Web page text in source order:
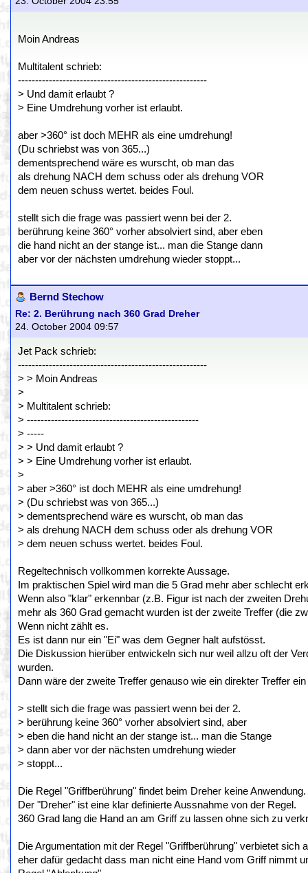
Moin Andreas
Multitalent schrieb:
-------------------------------------------------------
> Und damit erlaubt ?
> Eine Umdrehung vorher ist erlaubt.
aber >360° ist doch MEHR als eine umdrehung!
(Du schriebst was von 365...)
dementsprechend wäre es wurscht, ob man das
als drehung NACH dem schuss oder als drehung VOR
dem neuen schuss wertet. beides Foul.
stellt sich die frage was passiert wenn bei der 2.
berührung keine 360° vorher absolviert sind, aber eben
die hand nicht an der stange ist... man die Stange dann
aber vor der nächsten umdrehung wieder stoppt...
Bernd Stechow
Re: 2. Berührung nach 360 Grad Dreher
24. October 2004 09:57
Jet Pack schrieb:
-------------------------------------------------------
> > Moin Andreas
>
> Multitalent schrieb:
> --------------------------------------------------
> -----
> > Und damit erlaubt ?
> > Eine Umdrehung vorher ist erlaubt.
>
> aber >360° ist doch MEHR als eine umdrehung!
> (Du schriebst was von 365...)
> dementsprechend wäre es wurscht, ob man das
> als drehung NACH dem schuss oder als drehung VOR
> dem neuen schuss wertet. beides Foul.
Regeltechnisch vollkommen korrekte Aussage.
Im praktischen Spiel wird man die 5 Grad mehr aber schlecht
Wenn also "klar" erkennbar (z.B. Figur ist nach der zweiten
mehr als 360 Grad gemacht wurden ist der zweite Treffer (die
Wenn nicht zählt es.
Es ist dann nur ein "Ei" was dem Gegner halt aufstösst.
Die Diskussion hierüber entwickeln sich nur weil allzu oft der
wurden.
Dann wäre der zweite Treffer genauso wie ein direkter Treffer ein
> stellt sich die frage was passiert wenn bei der 2.
> berührung keine 360° vorher absolviert sind, aber
> eben die hand nicht an der stange ist... man die Stange
> dann aber vor der nächsten umdrehung wieder
> stoppt...
Die Regel "Griffberührung" findet beim Dreher keine Anwendung.
Der "Dreher" ist eine klar definierte Aussnahme von der Regel.
360 Grad lang die Hand an am Griff zu lassen ohne sich zu
Die Argumentation mit der Regel "Griffberührung" verbietet
eher dafür gedacht dass man nicht eine Hand vom Griff nimmt